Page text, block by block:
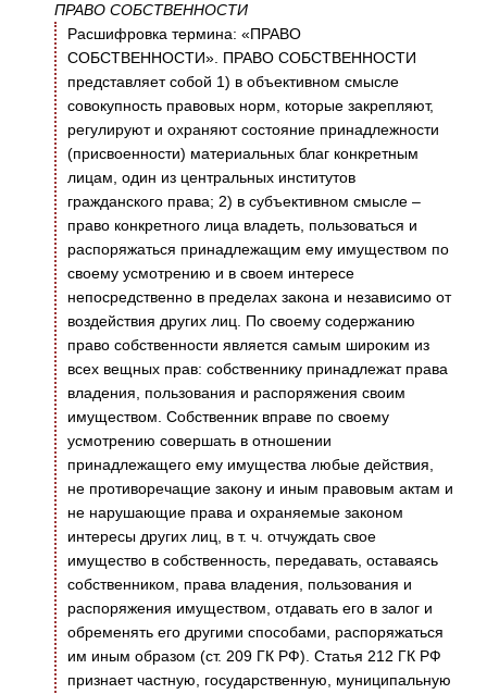
ПРАВО СОБСТВЕННОСТИ
Расшифровка термина: «ПРАВО
СОБСТВЕННОСТИ». ПРАВО СОБСТВЕННОСТИ
представляет собой 1) в объективном смысле
совокупность правовых норм, которые закрепляют,
регулируют и охраняют состояние принадлежности
(присвоенности) материальных благ конкретным
лицам, один из центральных институтов
гражданского права; 2) в субъективном смысле –
право конкретного лица владеть, пользоваться и
распоряжаться принадлежащим ему имуществом по
своему усмотрению и в своем интересе
непосредственно в пределах закона и независимо от
воздействия других лиц. По своему содержанию
право собственности является самым широким из
всех вещных прав: собственнику принадлежат права
владения, пользования и распоряжения своим
имуществом. Собственник вправе по своему
усмотрению совершать в отношении
принадлежащего ему имущества любые действия,
не противоречащие закону и иным правовым актам и
не нарушающие права и охраняемые законом
интересы других лиц, в т. ч. отчуждать свое
имущество в собственность, передавать, оставаясь
собственником, права владения, пользования и
распоряжения имуществом, отдавать его в залог и
обременять его другими способами, распоряжаться
им иным образом (ст. 209 ГК РФ). Статья 212 ГК РФ
признает частную, государственную, муниципальную